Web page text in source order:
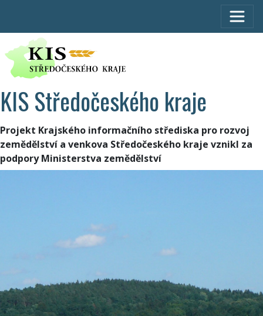
KIS Středočeského kraje
Projekt Krajského informačního střediska pro rozvoj
zemědělství a venkova Středočeského kraje vznikl za
podpory Ministerstva zemědělství